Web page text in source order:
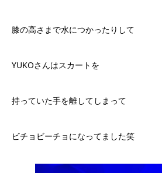
膝の高さまで水につかったりして
YUKOさんはスカートを
持っていた手を離してしまって
ビチョビーチョになってました笑